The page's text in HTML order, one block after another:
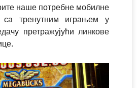
наше потребне мобилне
са тренутним играњем у
претражујући линкове